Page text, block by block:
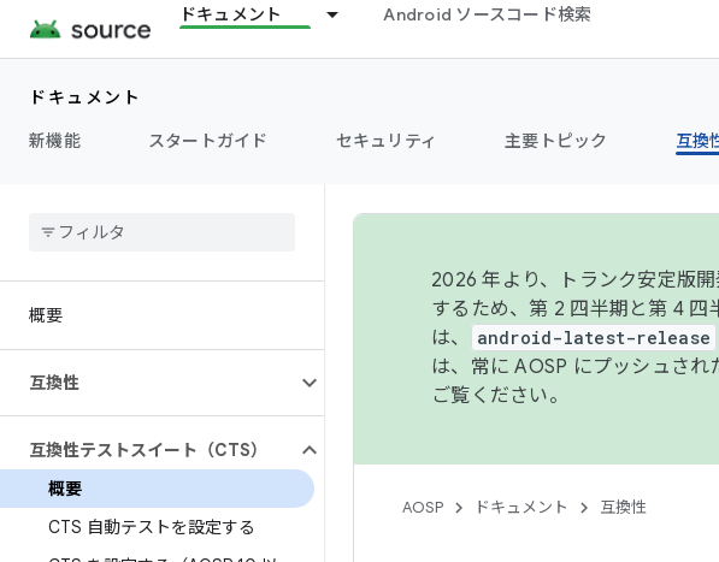
ドキュメント Android ソースコード検索
ドキュメント
新機能
スタートガイド セキュリティ 主要トピック 互換
概要
互換性
互換性テストスイート（CTS）
概要
CTS 自動テストを設定する
2026 年より、トランク安定版
するため、第 2 四半期と第 4 四
は、
android-latest-release
は、常に AOSP にプッシュされ
ご覧ください。
AOSP ドキュメント 互換性